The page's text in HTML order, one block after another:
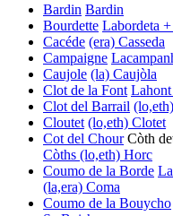
Bardin Bardin
Bourdette Labordeta
Cacéde (era) Casseda
Campaigne
Caujole (la) Caujòla
Clot de la Font
Clot del Barrail
Cloutet (lo,eth) Clotet
Cot del ChourCòth
Còths (lo,eth) Horc
Coumo de la Borde
(la,era) Coma
Coumo de la Bouycho